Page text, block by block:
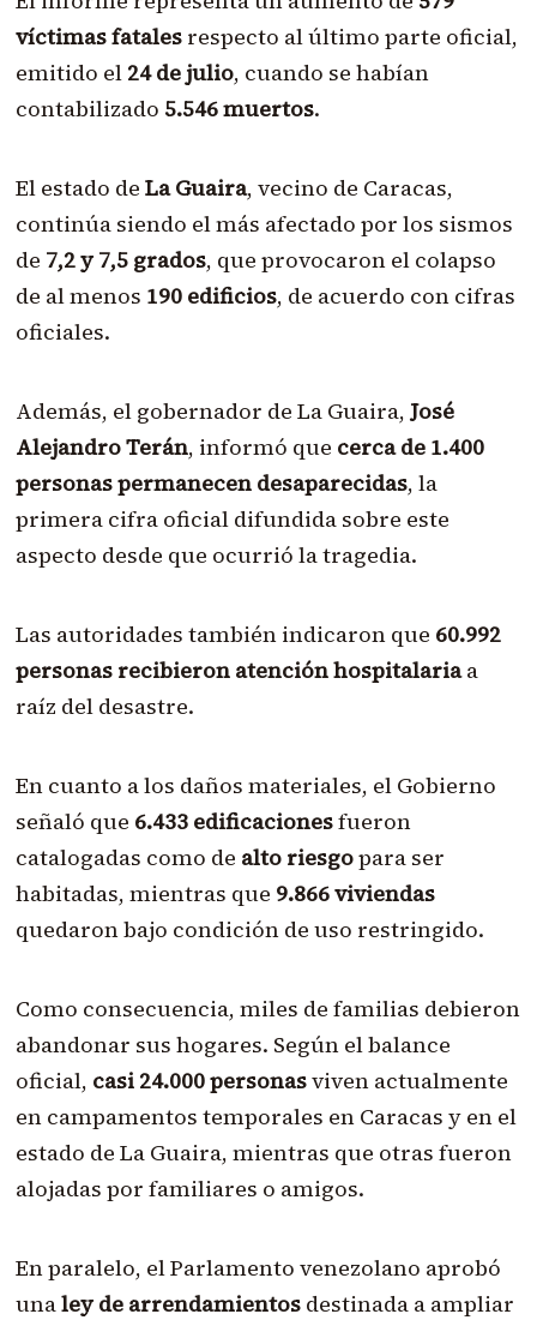
víctimas fatalesrespecto al último parte oficial,
emitido el 24 de julio, cuando se habían
contabilizado 5.546 muertos.
El estado de La Guaira, vecino de Caracas,
continúa siendo el más afectado por los sismos
de 7,2 y 7,5 grados, que provocaron el colapso
de al menos 190 edificios, de acuerdo con cifras
oficiales.
Además, el gobernador de La Guaira, José
Alejandro Terán, informó que cerca de 1.400
personas permanecen desaparecidas, la
primera cifra oficial difundida sobre este
aspecto desde que ocurrió la tragedia.
Las autoridades también indicaron que 60.992
personas recibieron atención hospitalariaa
raíz del desastre.
En cuanto a los daños materiales, el Gobierno
señaló que 6.433 edificacionesfueron
catalogadas como de alto riesgopara ser
habitadas, mientras que 9.866 viviendas
quedaron bajo condición de uso restringido.
Como consecuencia, miles de familias debieron
abandonar sus hogares. Según el balance
oficial, casi 24.000 personasviven actualmente
en campamentos temporales en Caracas y en el
estado de La Guaira, mientras que otras fueron
alojadas por familiares o amigos.
En paralelo, el Parlamento venezolano aprobó
unaley de arrendamientosdestinada a ampliar